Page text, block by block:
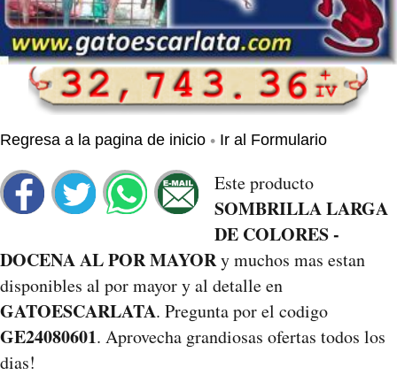
Regresa a la pagina de inicio • Ir al Formulario
Este producto
SOMBRILLA LARGA
DE COLORES -
DOCENA AL POR MAYORy muchos mas estan
disponibles al por mayor y al detalle en
GATOESCARLATA. Pregunta por el codigo
GE24080601. Aprovecha grandiosas ofertas todos los
dias!